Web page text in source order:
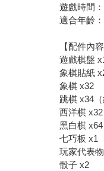
遊戲時間
適合年齡
【配件內容
遊戲棋盤
象棋貼紙
象棋 x32
跳棋 x34
西洋棋 x32
黑白棋 x64
七巧板 x1
玩家代表
骰子 x2